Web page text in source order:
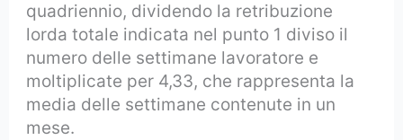
quadriennio, dividendo la retribuzione
lorda totale indicata nel punto 1 diviso il
numero delle settimane lavoratore e
moltiplicate per 4,33, che rappresenta la
media delle settimane contenute in un
mese.